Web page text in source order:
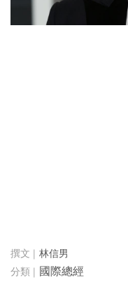
林信男
國際總經